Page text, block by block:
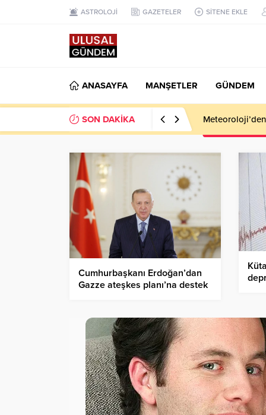
ASTROLOJİ GAZETELER SİTENE EKLE
ANASAYFA MANŞETLER GÜNDEM
SON DAKİKA
Cumhurbaşkanı Erdoğan’dan
Gazze ateşkes planı’na destek